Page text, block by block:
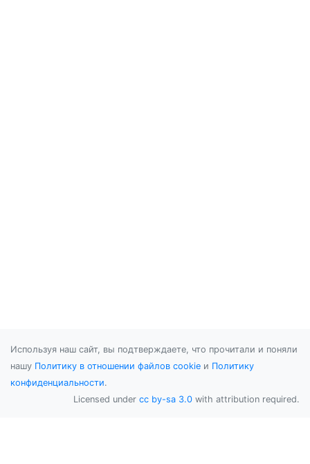
Используя наш сайт, вы подтверждаете, что прочитали и поняли
нашу Политику в отношении файлов cookie и Политику
конфиденциальности.
Licensed under cc by-sa 3.0 with attribution required.